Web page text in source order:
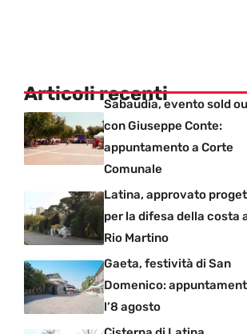
Articoli recentiSabaudia, evento sold
con Giuseppe Conte:
appuntamento a Corte
Comunale
Latina, approvato
per la difesa della costa
Rio Martino
Gaeta, festività di San
Domenico:
l’8 agosto